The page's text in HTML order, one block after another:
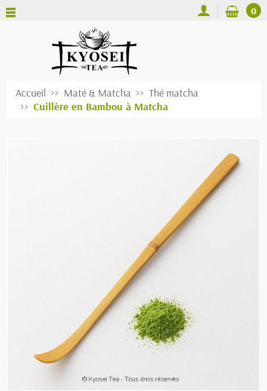
0
Accueil Maté & Matcha
Thé matcha
Cuillère en Bambou à Matcha